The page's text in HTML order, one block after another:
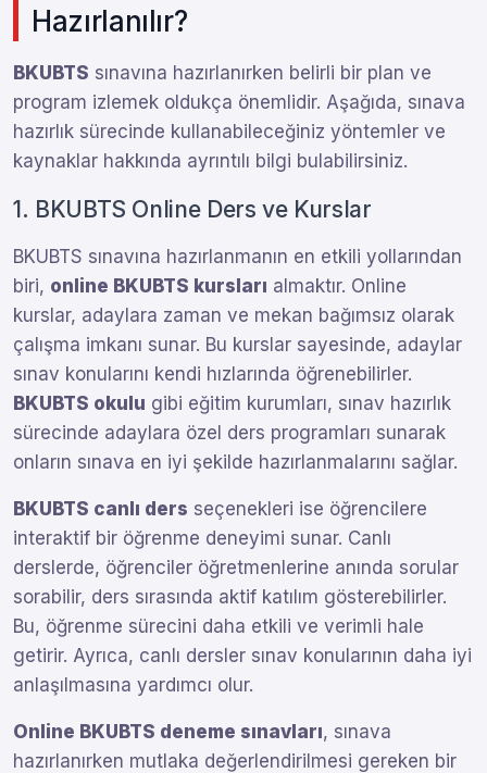
Hazırlanılır?
BKUBTS sınavına hazırlanırken belirli bir plan ve
program izlemek oldukça önemlidir. Aşağıda, sınava
hazırlık sürecinde kullanabileceğiniz yöntemler ve
kaynaklar hakkında ayrıntılı bilgi bulabilirsiniz.
1. BKUBTS Online Ders ve Kurslar
BKUBTS sınavına hazırlanmanın en etkili yollarından
biri, online BKUBTS kursları almaktır. Online
kurslar, adaylara zaman ve mekan bağımsız olarak
çalışma imkanı sunar. Bu kurslar sayesinde, adaylar
sınav konularını kendi hızlarında öğrenebilirler.
BKUBTS okulu gibi eğitim kurumları, sınav hazırlık
sürecinde adaylara özel ders programları sunarak
onların sınava en iyi şekilde hazırlanmalarını sağlar.
BKUBTS canlı ders seçenekleri ise öğrencilere
interaktif bir öğrenme deneyimi sunar. Canlı
derslerde, öğrenciler öğretmenlerine anında sorular
sorabilir, ders sırasında aktif katılım gösterebilirler.
Bu, öğrenme sürecini daha etkili ve verimli hale
getirir. Ayrıca, canlı dersler sınav konularının daha iyi
anlaşılmasına yardımcı olur.
Online BKUBTS deneme sınavları, sınava
hazırlanırken mutlaka değerlendirilmesi gereken bir